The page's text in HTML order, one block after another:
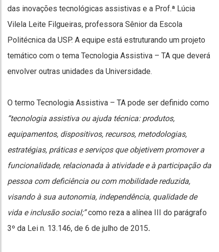
das inovações tecnológicas assistivas e a Prof.ª Lúcia
Vilela Leite Filgueiras, professora Sênior da Escola
Politécnica da USP. A equipe está estruturando um projeto
temático com o tema Tecnologia Assistiva – TA que deverá
envolver outras unidades da Universidade.
O termo Tecnologia Assistiva – TA pode ser definido como
“tecnologia assistiva ou ajuda técnica: produtos,
equipamentos, dispositivos, recursos, metodologias,
estratégias, práticas e serviços que objetivem promover a
funcionalidade, relacionada à atividade e à participação da
pessoa com deficiência ou com mobilidade reduzida,
visando à sua autonomia, independência, qualidade de
vida e inclusão social;”como reza a alínea III do parágrafo
3º da Lei n. 13.146, de 6 de julho de 2015.